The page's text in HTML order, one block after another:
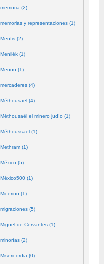
memoria (2)
memorias y representaciones (1)
Menfis (2)
Menilék (1)
Menou (1)
mercaderes (4)
Méthousaël (4)
Méthousaël el minero judío (1)
Méthoussaël (1)
Methram (1)
México (5)
México500 (1)
Micerino (1)
migraciones (5)
Miguel de Cervantes (1)
minorías (2)
Misericordia (0)